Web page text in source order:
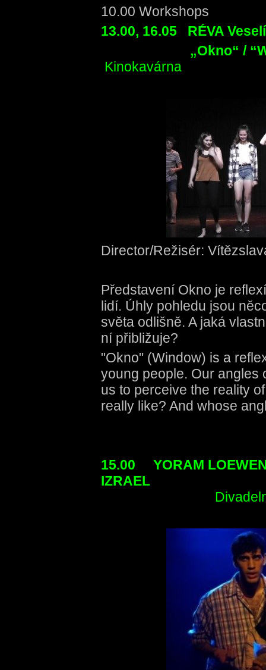
10.00 Workshops
13.00, 16.05 RÉVA
„Okno“ / “
Kinokavárna
Director/Režisér:
Představení Okno je
lidí. Úhly pohledu jsou
světa odlišně. A jaká
ní přibližuje?
"Okno" (Window) is a
young people. Our angles
us to perceive the reality
really like? And whose
15.00 YORAM
IZRAEL